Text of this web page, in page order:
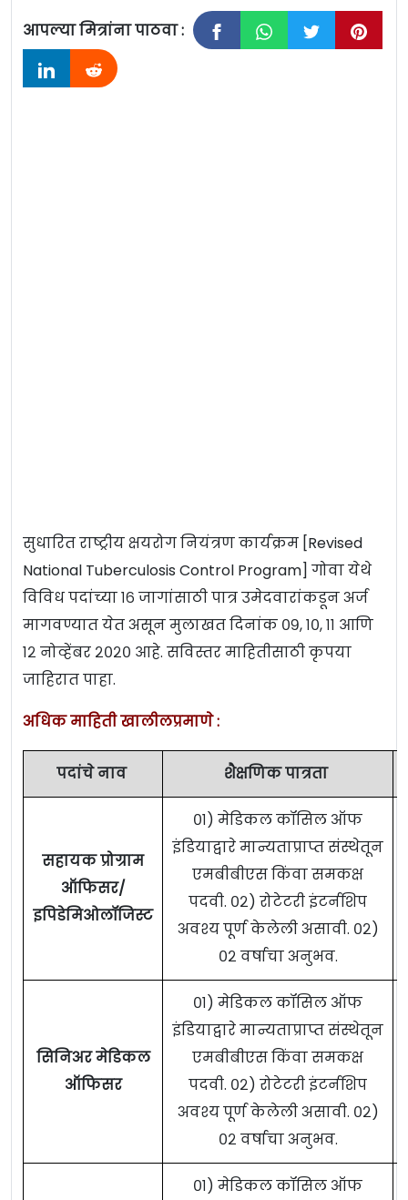
आपल्या मित्रांना पाठवा :
सुधारित राष्ट्रीय क्षयरोग नियंत्रण कार्यक्रम [Revised
National Tuberculosis Control Program] गोवा येथे
विविध पदांच्या १६ जागांसाठी पात्र उमेदवारांकडून अर्ज
मागवण्यात येत असून मुलाखत दिनांक ०९, १०, ११ आणि
१२ नोव्हेंबर २०२० आहे. सविस्तर माहितीसाठी कृपया
जाहिरात पाहा.
अधिक माहिती खालीलप्रमाणे :
पदांचे नाव शैक्षणिक पात्रता
सहायक प्रोग्राम
ऑफिसर/
इपिडेमिओलॉजिस्ट
०१) मेडिकल कॉसिल ऑफ
इंडियाद्वारे मान्यताप्राप्त संस्थेतून
एमबीबीएस किंवा समकक्ष
पदवी. ०२) रोटेटरी इंटर्नशिप
अवश्य पूर्ण केलेली असावी. ०२)
०२ वर्षाचा अनुभव.
सिनिअर मेडिकल
ऑफिसर
०१) मेडिकल कॉसिल ऑफ
इंडियाद्वारे मान्यताप्राप्त संस्थेतून
एमबीबीएस किंवा समकक्ष
पदवी. ०२) रोटेटरी इंटर्नशिप
अवश्य पूर्ण केलेली असावी. ०२)
०२ वर्षाचा अनुभव.
०१) मेडिकल कॉसिल ऑफ